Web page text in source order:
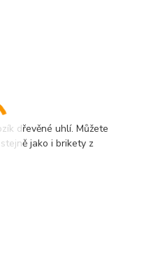
dřevěné uhlí. Můžete
jako i brikety z